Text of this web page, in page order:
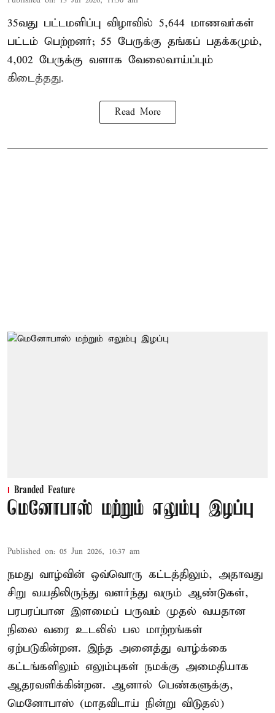
35வது பட்டமளிப்பு விழாவில் 5,644 மாணவர்கள்
பட்டம் பெற்றனர்; 55 பேருக்கு தங்கப் பதக்கமும்,
4,002 பேருக்கு வளாக வேலைவாய்ப்பும்
கிடைத்தது.
Read More
Branded Feature
மெனோபாஸ் மற்றும் எலும்பு இழப்பு
Published on: 05 Jun 2026, 10:37 am
நமது வாழ்வின் ஒவ்வொரு கட்டத்திலும், அதாவது
சிறு வயதிலிருந்து வளர்ந்து வரும் ஆண்டுகள்,
பரபரப்பான இளமைப் பருவம் முதல் வயதான
நிலை வரை உடலில் பல மாற்றங்கள்
ஏற்படுகின்றன. இந்த அனைத்து வாழ்க்கை
கட்டங்களிலும் எலும்புகள் நமக்கு அமைதியாக
ஆதரவளிக்கின்றன. ஆனால் பெண்களுக்கு,
மெனோபாஸ் (மாதவிடாய் நின்று விடுதல்)